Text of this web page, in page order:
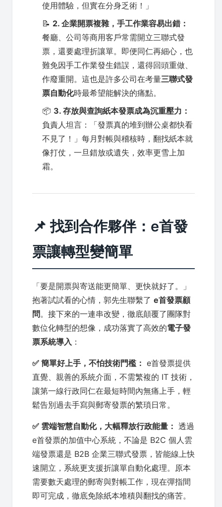
使用體驗，但實在分身乏術！」
📝 2. 企業開票複雜，手工作業容易出錯：
餐廳、公司等商用客戶常需開立三聯式發
票，還要處理折讓單。即便同仁再細心，也
難免因手工作業發生錯誤，還得回頭重做、
作廢重開。這也是許多公司在考量三聯式發
票自動化時最希望能解決的痛點。
📦 3. 存放與查詢紙本發票成為沉重壓力：
負責人坦言：「發票真的堆到辦公桌都快看
不見了！」每月對帳與稽核時，翻找紙本就
像打仗，一旦錯放或遺失，效率更雪上加
霜。
📌 找到合作夥伴：e首發
票讓轉型變簡單
「要是開票與寄送能更簡單、更快就好了。」
抱著試試看的心情，郭先生聯繫了 e首發票顧
問。接下來的一連串改變，徹底顛覆了團隊對
數位化轉型的想像，成功落實了高效的電子發
票系統導入 ：
✅ 簡單好上手，不怕技術門檻： e首發票提供
直覺、親善的系統介面，不需繁複的 IT 技術，
讓第一線行政同仁在最短時間內無痛上手，輕
鬆告別過去手寫與郵寄發票的繁瑣日常。
✅ 雲端智慧自動化，大幅釋放行政能量： 透過
e首發票的加值中心系統，不論是 B2C 個人雲
端發票還是 B2B 企業三聯式發票，皆能線上快
速開立，系統更支援折讓單自動化處理。原本
需要數天處理的郵寄與對帳工作，現在彈指間
即可完成，徹底免除紙本堆積與翻找的痛苦。